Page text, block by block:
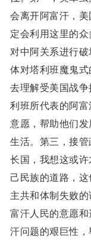
会离开阿富汗，
定会利用这里的
对中阿关系进行
体对塔利班魔鬼
去理解受美国战
利班所代表的阿
意愿，帮助他们
生活。第三，接
长国，我想这或
己民族的道路，
主共和体制失败
富汗人民的意愿
汗问题的艰巨性